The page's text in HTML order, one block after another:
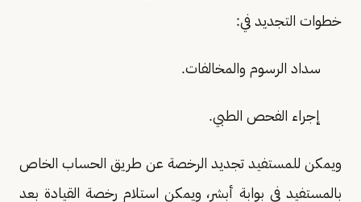
خطوات التجديد في:
سداد الرسوم والمخالفات.
إجراء الفحص الطبي.
ويمكن للمستفيد تجديد الرخصة عن طريق الحساب الخاص
بالمستفيد في بوابة أبشر، ويمكن استلام رخصة القيادة بعد